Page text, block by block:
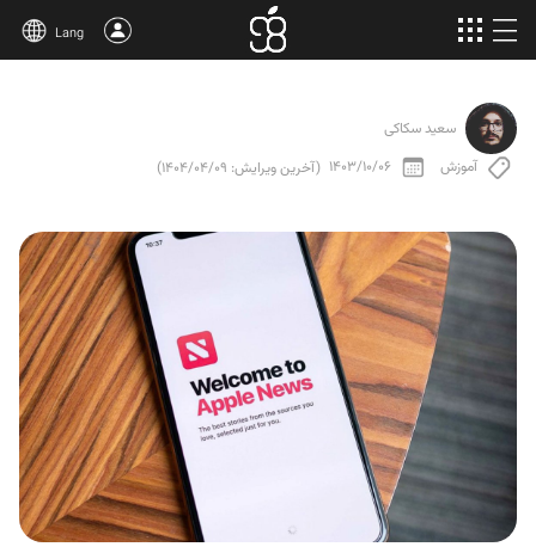
محصولات بیشتر
درباره‌ی ما
قوانین
پشتیبانی
Lang
سعید سکاکی
آموزش
1403/10/06 (آخرین ویرایش: 1404/04/09)